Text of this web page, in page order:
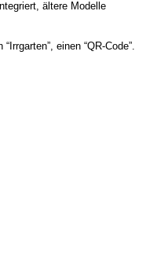
ältere Modelle
einen “QR-Code”.